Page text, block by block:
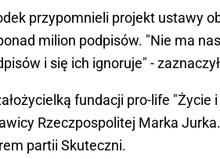
przypomnieli projekt ustawy
milion podpisów. "Nie ma
i się ich ignoruje" -
fundacji pro-life "Życie
Rzeczpospolitej Marka
partii Skuteczni.